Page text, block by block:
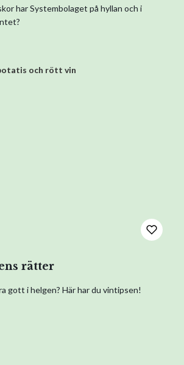
har Systembolaget på hyllan och i
rätter
gott i helgen? Här har du vintipsen!